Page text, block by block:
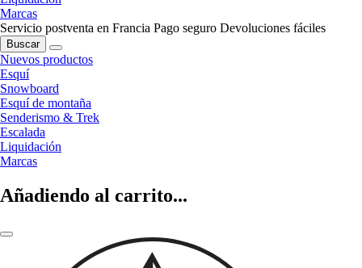
Marcas
Servicio postventa en Francia Pago seguro Devoluciones fáciles
Buscar
Nuevos productos
Esquí
Snowboard
Esquí de montaña
Senderismo & Trek
Escalada
Liquidación
Marcas
Añadiendo al carrito...